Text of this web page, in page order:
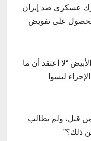
عسكري ضد إيران
على تفويض
“لا أعتقد أن ما
ليسوا
قبل، ولم يطالب
ذلك؟”